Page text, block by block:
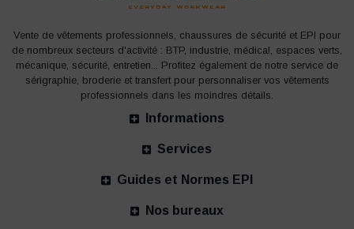
Vente de vêtements professionnels, chaussures de sécurité et EPI pour
de nombreux secteurs d'activité : BTP, industrie, médical, espaces verts,
mécanique, sécurité, entretien... Profitez également de notre service de
sérigraphie, broderie et transfert pour personnaliser vos vêtements
professionnels dans les moindres détails.
Informations
Services
Guides et Normes EPI
Nos bureaux